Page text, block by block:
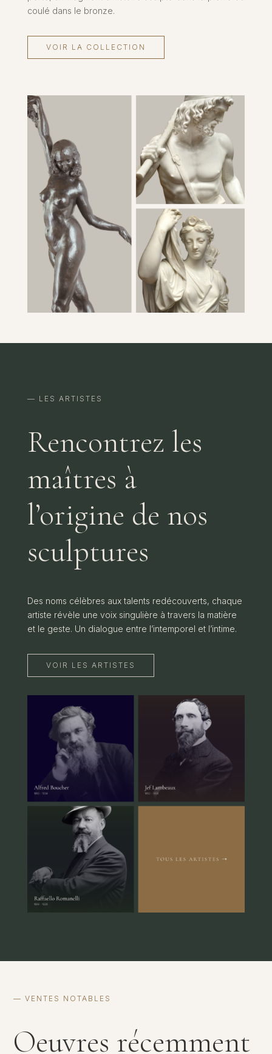
coulé dans le bronze.
VOIR LA COLLECTION
— LES ARTISTES
Rencontrez les
maîtres à
l’origine de nos
sculptures
Des noms célèbres aux talents redécouverts, chaque
artiste révèle une voix singulière à travers la matière
et le geste. Un dialogue entre l’intemporel et l’intime.
VOIR LES ARTISTES
— VENTES NOTABLES
Oeuvres récemment